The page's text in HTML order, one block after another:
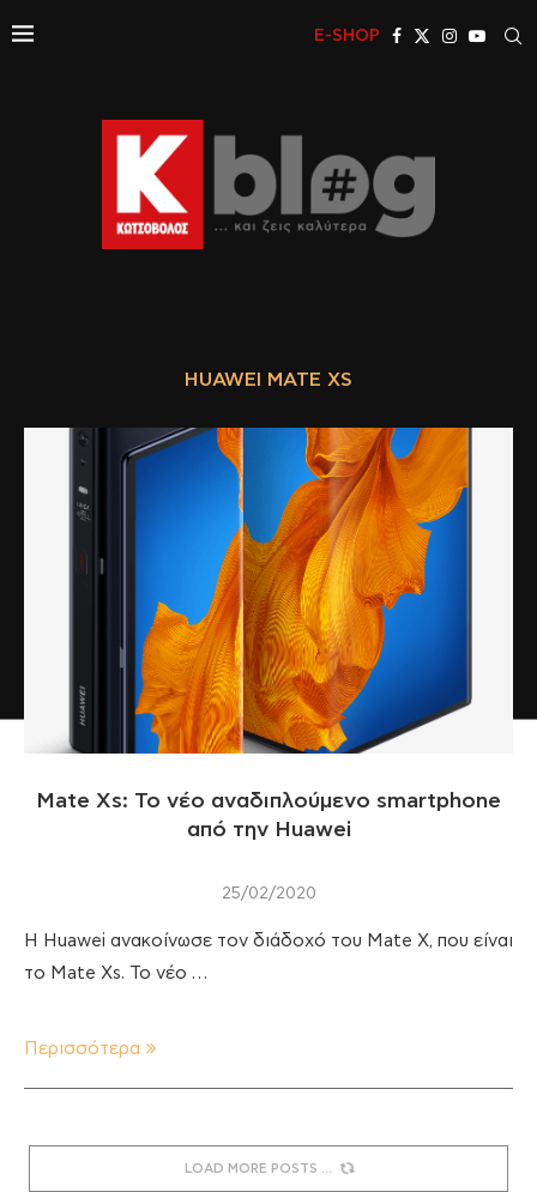
E-SHOP
HUAWEI MATE XS
Mate Xs: Το νέο αναδιπλούμενο smartphone
από την Huawei
25/02/2020
H Huawei ανακοίνωσε τον διάδοχό του Mate X, που είναι
το Mate Xs. Το νέο …
Περισσότερα
LOAD MORE POSTS